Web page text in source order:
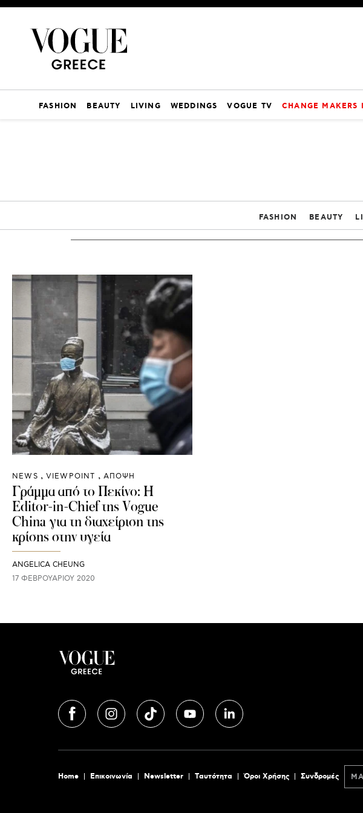
FASHION BEAUTY LIVING WEDDINGS VOGUE TV CHANGE MAKERS
FASHION BEAUTY
NEWS VIEWPOINT ΑΠΟΨΗ
Γράμμα από το Πεκίνο: Η
Editor-in-Chief της Vogue
China για τη διαχείριση της
κρίσης στην υγεία
ANGELICA CHEUNG
17 ΦΕΒΡΟΥΑΡΊΟΥ 2020
Home Επικοινωνία Newsletter Tαυτότητα Όροι Χρήσης Συνδρομές